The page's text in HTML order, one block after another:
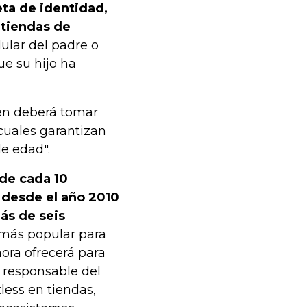
de identidad,
de
del padre o
su hijo ha
deberá tomar
garantizan
edad".
cada 10
el año 2010
de seis
popular para
ofrecerá para
del
en tiendas,